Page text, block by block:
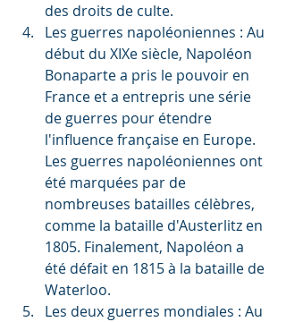
des droits de culte.
Les guerres napoléoniennes : Au
début du XIXe siècle, Napoléon
Bonaparte a pris le pouvoir en
France et a entrepris une série
de guerres pour étendre
l'influence française en Europe.
Les guerres napoléoniennes ont
été marquées par de
nombreuses batailles célèbres,
comme la bataille d'Austerlitz en
1805. Finalement, Napoléon a
été défait en 1815 à la bataille de
Waterloo.
Les deux guerres mondiales : Au